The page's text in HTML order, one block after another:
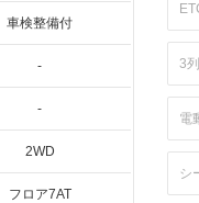
車検整備付
-
-
2WD
フロア7AT
3
電
シ